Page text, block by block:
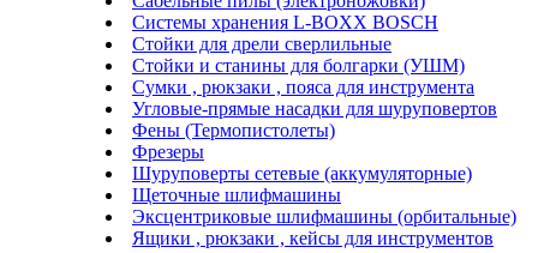
Системы хранения L-BOXX BOSCH
Стойки для дрели сверлильные
Стойки и станины для болгарки (УШМ)
Сумки , рюкзаки , пояса для инструмента
Угловые-прямые насадки для шуруповертов
Фены (Термопистолеты)
Фрезеры
Шуруповерты сетевые (аккумуляторные)
Щеточные шлифмашины
Эксцентриковые шлифмашины (орбитальные)
Ящики , рюкзаки , кейсы для инструментов